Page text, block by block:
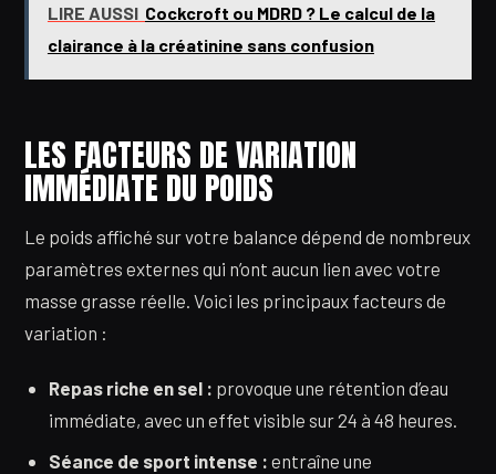
LIRE AUSSI Cockcroft ou MDRD ? Le calcul de la
clairance à la créatinine sans confusion
LES FACTEURS DE VARIATION
IMMÉDIATE DU POIDS
Le poids affiché sur votre balance dépend de nombreux
paramètres externes qui n’ont aucun lien avec votre
masse grasse réelle. Voici les principaux facteurs de
variation :
Repas riche en sel : provoque une rétention d’eau
immédiate, avec un effet visible sur 24 à 48 heures.
Séance de sport intense : entraîne une